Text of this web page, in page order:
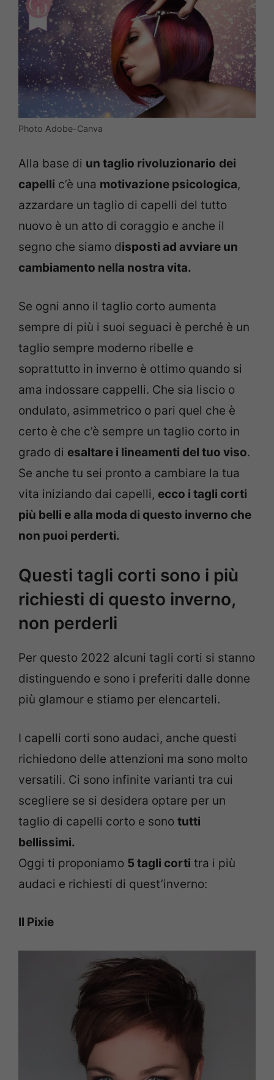
Photo Adobe-Canva
Alla base di un taglio rivoluzionario dei
capelli c’è una motivazione psicologica,
azzardare un taglio di capelli del tutto
nuovo è un atto di coraggio e anche il
segno che siamo disposti ad avviare un
cambiamento nella nostra vita.
Se ogni anno il taglio corto aumenta
sempre di più i suoi seguaci è perché è un
taglio sempre moderno ribelle e
soprattutto in inverno è ottimo quando si
ama indossare cappelli. Che sia liscio o
ondulato, asimmetrico o pari quel che è
certo è che c’è sempre un taglio corto in
grado di esaltare i lineamenti del tuo viso.
Se anche tu sei pronto a cambiare la tua
vita iniziando dai capelli, ecco i tagli corti
più belli e alla moda di questo inverno che
non puoi perderti.
Questi tagli corti sono i più
richiesti di questo inverno,
non perderli
Per questo 2022 alcuni tagli corti si stanno
distinguendo e sono i preferiti dalle donne
più glamour e stiamo per elencarteli.
I capelli corti sono audaci, anche questi
richiedono delle attenzioni ma sono molto
versatili. Ci sono infinite varianti tra cui
scegliere se si desidera optare per un
taglio di capelli corto e sono tutti
bellissimi.
Oggi ti proponiamo 5 tagli corti tra i più
audaci e richiesti di quest’inverno:
Il Pixie